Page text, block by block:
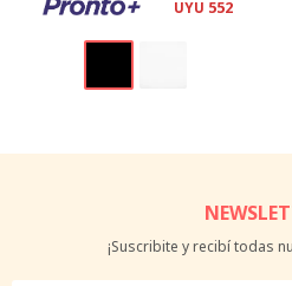
UYU 552
¡Suscribite y recibí todas